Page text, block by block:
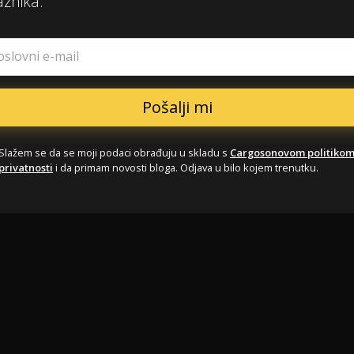
e-mail
se da se moji podaci obrađuju u skladu s Cargosonovom politikom
i da primam novosti bloga. Odjava u bilo kojem trenutku.